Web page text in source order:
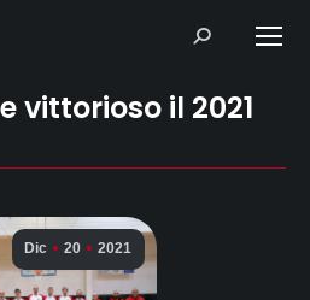
Search:
vittorioso il 2021
Dic 20 2021